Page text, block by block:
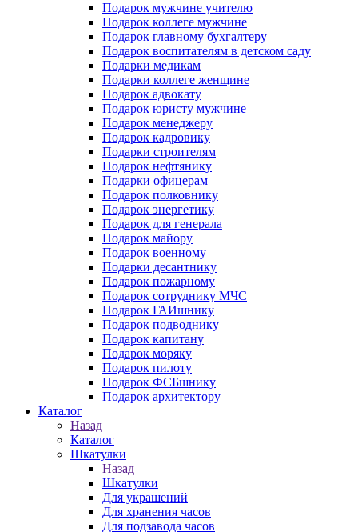
Подарок мужчине учителю
Подарок коллеге мужчине
Подарок главному бухгалтеру
Подарок воспитателям в детском саду
Подарки медикам
Подарки коллеге женщине
Подарок адвокату
Подарок юристу мужчине
Подарок менеджеру
Подарок кадровику
Подарки строителям
Подарок нефтянику
Подарки офицерам
Подарок полковнику
Подарок энергетику
Подарок для генерала
Подарок майору
Подарок военному
Подарки десантнику
Подарок пожарному
Подарок сотруднику МЧС
Подарок ГАИшнику
Подарок подводнику
Подарок капитану
Подарок моряку
Подарок пилоту
Подарок ФСБшнику
Подарок архитектору
Каталог
Назад
Каталог
Шкатулки
Назад
Шкатулки
Для украшений
Для хранения часов
Для подзавода часов